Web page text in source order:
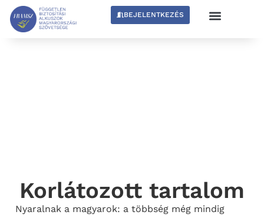
BEJELENTKEZÉS
Korlátozott tartalom
Nyaralnak a magyarok: a többség még mindig